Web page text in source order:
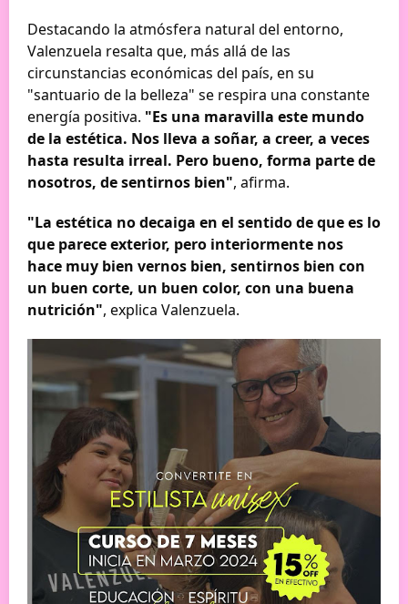
Destacando la atmósfera natural del entorno,
Valenzuela resalta que, más allá de las
circunstancias económicas del país, en su
"santuario de la belleza" se respira una constante
energía positiva. "Es una maravilla este mundo
de la estética. Nos lleva a soñar, a creer, a veces
hasta resulta irreal. Pero bueno, forma parte de
nosotros, de sentirnos bien", afirma.
"La estética no decaiga en el sentido de que es lo
que parece exterior, pero interiormente nos
hace muy bien vernos bien, sentirnos bien con
un buen corte, un buen color, con una buena
nutrición", explica Valenzuela.